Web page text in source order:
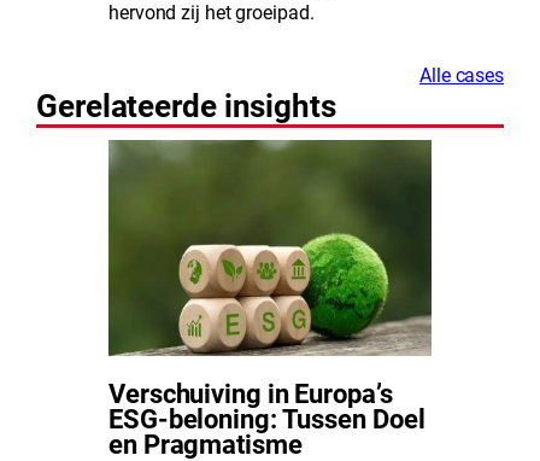
hervond zij het groeipad.
Alle cases
Gerelateerde insights
Verschuiving in Europa’s
ESG-beloning: Tussen Doel
en Pragmatisme